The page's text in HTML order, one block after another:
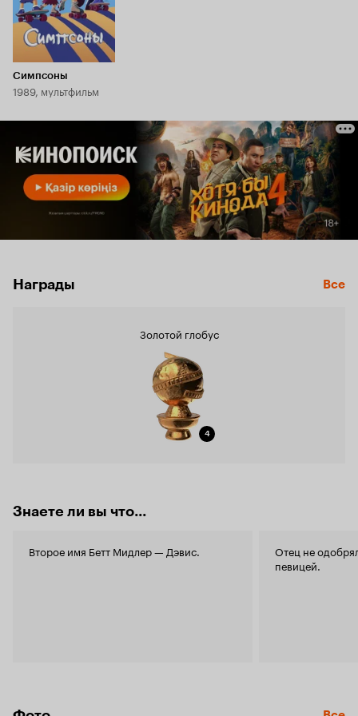
Симпсоны
1989, мультфильм
Награды Все
Золотой глобус
4
Знаете ли вы что...
Второе имя Бетт Мидлер — Дэвис.
Отец не
певицей.